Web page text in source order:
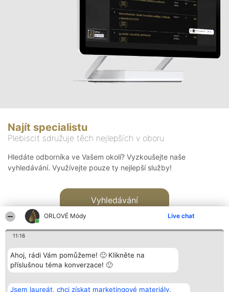
ORLOVÉ Módy Live chat
11:16
Ahoj, rádi Vám pomůžeme! 🙂 Klikněte na
příslušnou téma konverzace! 🙂
Jsem laureát, chci získat marketingové materiály.
Najít specialistu
Plebiscit sdružuje těch nejlepších v oboru
Hledáte odborníka ve Vašem okolí? Vyzkoušejte naše
vyhledávání. Využívejte pouze ty nejlepší služby!
Vyhledávání
Bright Side Solutions sp. z o.
o. sp. k.
Vítězové
Seznam všech
Kontakt